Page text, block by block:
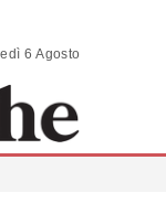
| SCENARI - giovedì 6 Agosto 2026